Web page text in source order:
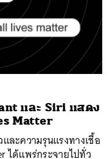
และ Siri แสดง
Matter
ะความรุนแรงทางเชื้อ
ได้แพร่กระจายไปทั่ว